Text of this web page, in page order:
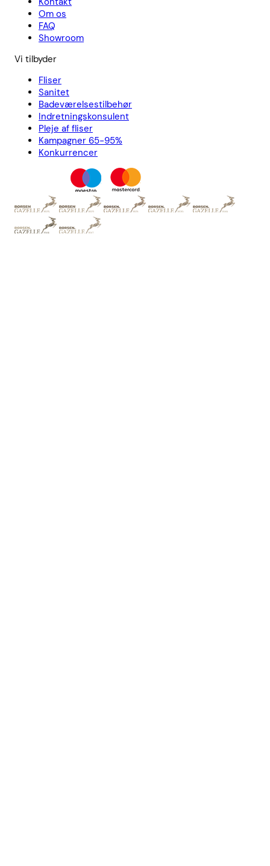
Om os
FAQ
Showroom
Vi tilbyder
Fliser
Sanitet
Badeværelsestilbehør
Indretningskonsulent
Pleje af fliser
Kampagner 65-95%
Konkurrencer